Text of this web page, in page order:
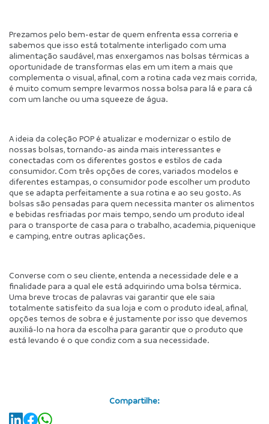
Prezamos pelo bem-estar de quem enfrenta essa correria e
sabemos que isso está totalmente interligado com uma
alimentação saudável, mas enxergamos nas bolsas térmicas a
oportunidade de transformas elas em um item a mais que
complementa o visual, afinal, com a rotina cada vez mais corrida,
é muito comum sempre levarmos nossa bolsa para lá e para cá
com um lanche ou uma squeeze de água.
A ideia da coleção POP é atualizar e modernizar o estilo de
nossas bolsas, tornando-as ainda mais interessantes e
conectadas com os diferentes gostos e estilos de cada
consumidor. Com três opções de cores, variados modelos e
diferentes estampas, o consumidor pode escolher um produto
que se adapta perfeitamente a sua rotina e ao seu gosto. As
bolsas são pensadas para quem necessita manter os alimentos
e bebidas resfriadas por mais tempo, sendo um produto ideal
para o transporte de casa para o trabalho, academia, piquenique
e camping, entre outras aplicações.
Converse com o seu cliente, entenda a necessidade dele e a
finalidade para a qual ele está adquirindo uma bolsa térmica.
Uma breve trocas de palavras vai garantir que ele saia
totalmente satisfeito da sua loja e com o produto ideal, afinal,
opções temos de sobra e é justamente por isso que devemos
auxiliá-lo na hora da escolha para garantir que o produto que
está levando é o que condiz com a sua necessidade.
Compartilhe: